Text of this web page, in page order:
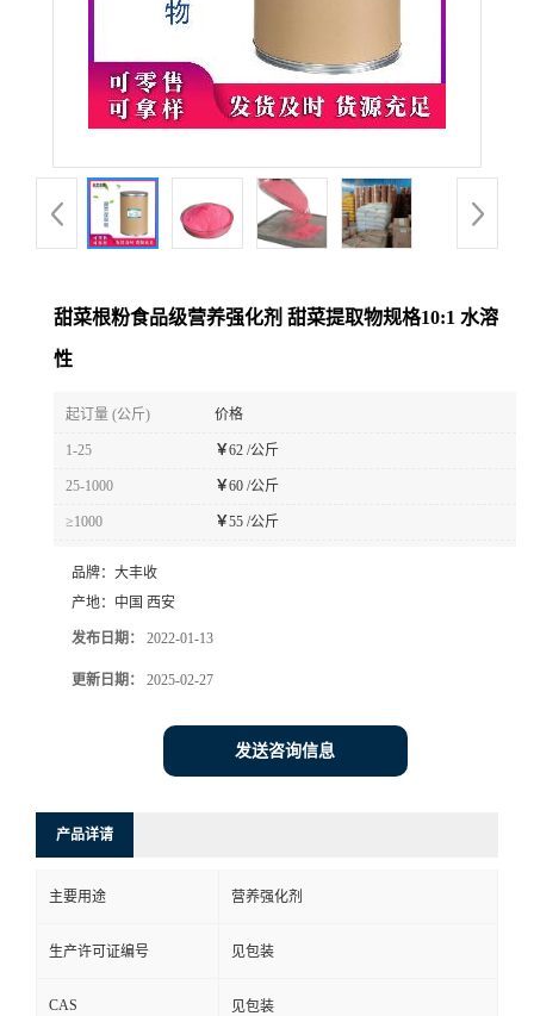
甜菜根粉食品级营养强化剂 甜菜提取物规格10:1 水溶
性
起订量 (公斤) 价格
1-25 ￥62 /公斤
25-1000 ￥60 /公斤
≥1000 ￥55 /公斤
品牌： 大丰收
产地： 中国 西安
发布日期： 2022-01-13
更新日期： 2025-02-27
发送咨询信息
产品详请
主要用途 营养强化剂
生产许可证编号 见包装
CAS 见包装